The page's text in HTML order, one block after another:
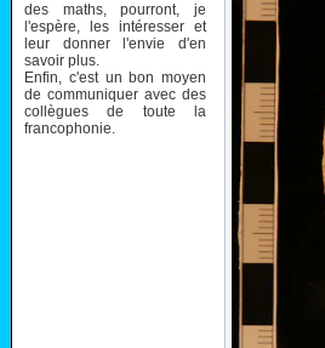
des maths, pourront, je
l'espère, les intéresser et
leur donner l'envie d'en
savoir plus.
Enfin, c'est un bon moyen
de communiquer avec des
collègues de toute la
francophonie.